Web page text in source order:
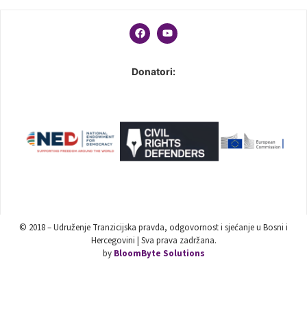
Donatori:
© 2018 – Udruženje Tranzicijska pravda, odgovornost i sjećanje u Bosni i
Hercegovini | Sva prava zadržana.
by BloomByte Solutions